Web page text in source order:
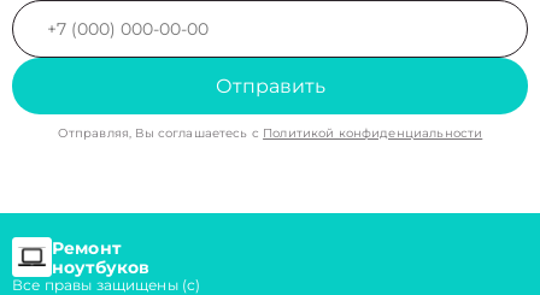
Отправить
Отправляя, Вы соглашаетесь с Политикой конфиденциальности
Ремонт
ноутбуков
Все правы защищены (с)